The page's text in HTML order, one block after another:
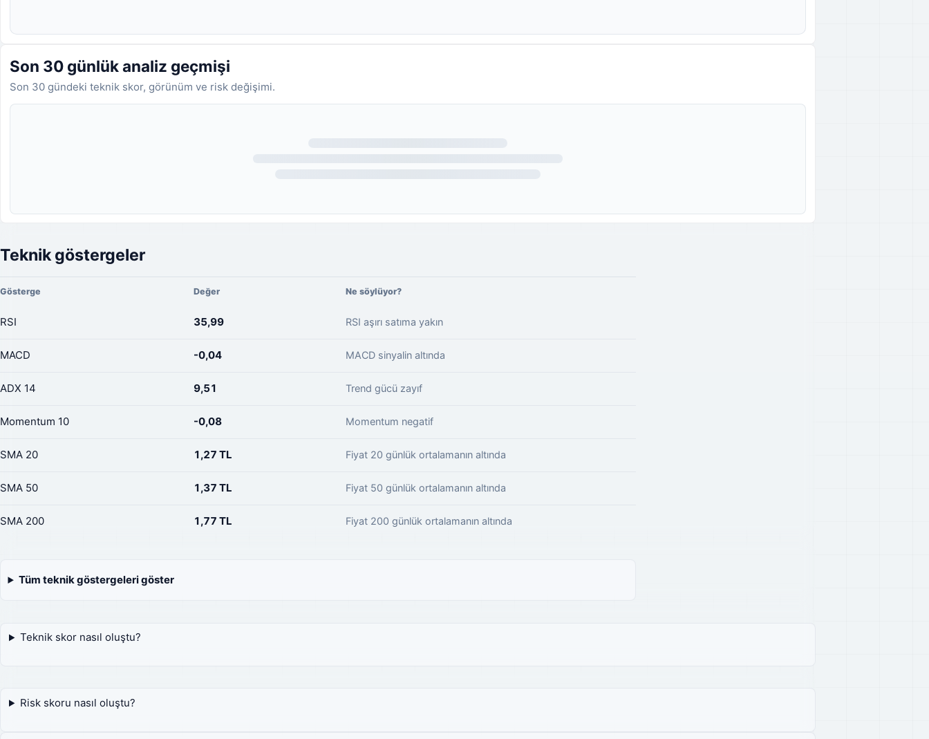
Son 30 günlük analiz geçmişi
Son 30 gündeki teknik skor, görünüm ve risk değişimi.
Teknik göstergeler
Gösterge Değer Ne söylüyor?
RSI 35,99 RSI aşırı satıma yakın
MACD -0,04 MACD sinyalin altında
ADX 14 9,51 Trend gücü zayıf
Momentum 10 -0,08 Momentum negatif
SMA 20 1,27 TL Fiyat 20 günlük ortalamanın altında
SMA 50 1,37 TL Fiyat 50 günlük ortalamanın altında
SMA 200 1,77 TL Fiyat 200 günlük ortalamanın altında
Tüm teknik göstergeleri göster
Teknik skor nasıl oluştu?
Risk skoru nasıl oluştu?